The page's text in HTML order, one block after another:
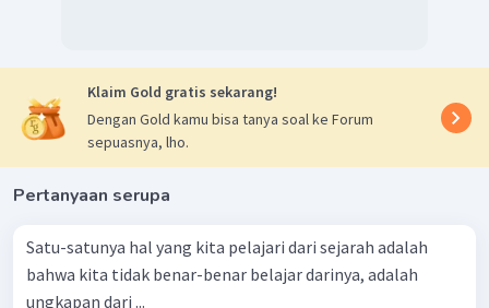
Klaim Gold gratis sekarang!
Dengan Gold kamu bisa tanya soal ke Forum
sepuasnya, lho.
Pertanyaan serupa
Satu-satunya hal yang kita pelajari dari sejarah adalah
bahwa kita tidak benar-benar belajar darinya, adalah
ungkapan dari ...